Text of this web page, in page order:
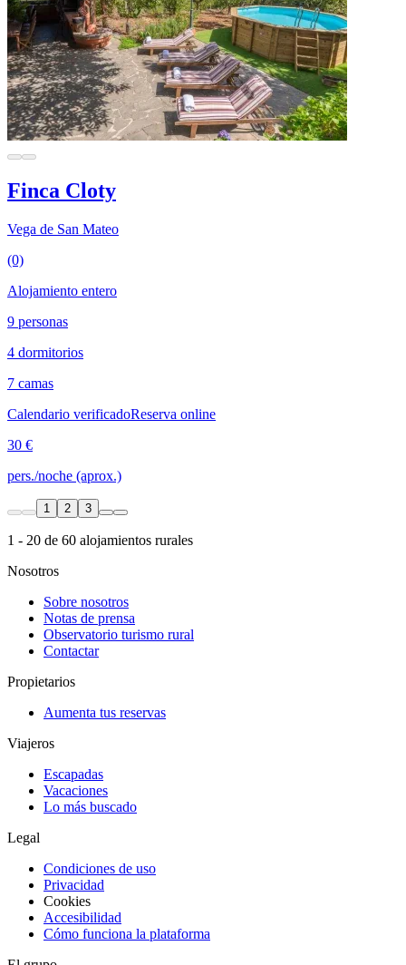
Finca Cloty
Vega de San Mateo
(0)
Alojamiento entero
9 personas
4 dormitorios
7 camas
Calendario verificadoReserva online
30 €
pers./noche (aprox.)
1 2 3
1 - 20 de 60 alojamientos rurales
Nosotros
Sobre nosotros
Notas de prensa
Observatorio turismo rural
Contactar
Propietarios
Aumenta tus reservas
Viajeros
Escapadas
Vacaciones
Lo más buscado
Legal
Condiciones de uso
Privacidad
Cookies
Accesibilidad
Cómo funciona la plataforma